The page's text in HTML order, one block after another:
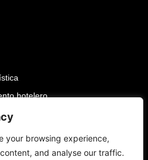
your browsing experience,
and analyse our traffic.
hotelero
turística